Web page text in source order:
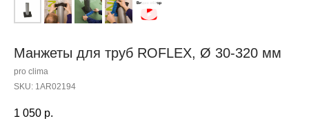
Манжеты для труб ROFLEX, Ø 30-320 мм
pro clima
SKU: 1AR02194
1 050 р.